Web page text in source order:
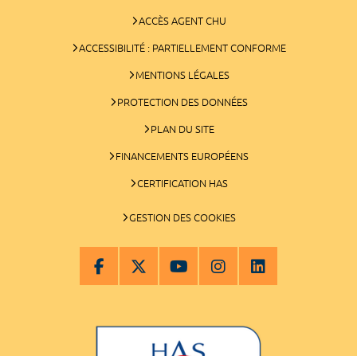
ACCÈS AGENT CHU
ACCESSIBILITÉ : PARTIELLEMENT CONFORME
MENTIONS LÉGALES
PROTECTION DES DONNÉES
PLAN DU SITE
FINANCEMENTS EUROPÉENS
CERTIFICATION HAS
GESTION DES COOKIES